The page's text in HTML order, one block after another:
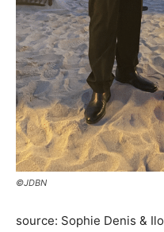
©JDBN
source: Sophie Denis &